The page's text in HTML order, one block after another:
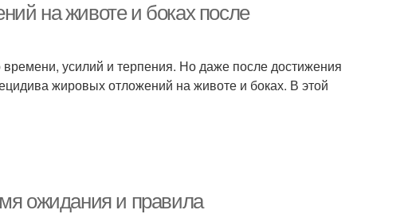
на животе и боках после
времени, усилий и терпения. Но даже после достижения
жировых отложений на животе и боках. В этой
ожидания и правила